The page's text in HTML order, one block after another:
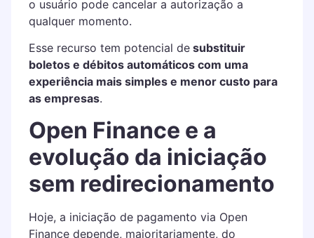
o usuário pode cancelar a autorização a
qualquer momento.
Esse recurso tem potencial desubstituir
boletos e débitos automáticos com uma
experiência mais simples e menor custo para
as empresas.
Open Finance e a
evolução da iniciação
sem redirecionamento
Hoje, a iniciação de pagamento via Open
Finance depende, majoritariamente, do